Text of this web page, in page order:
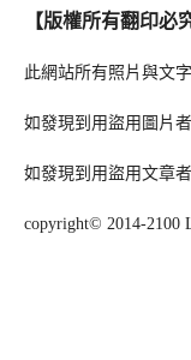
【版權所有翻印必
此網站所有照片與文
如發現到用盜用圖片
如發現到用盜用文章
copyright© 2014-2100